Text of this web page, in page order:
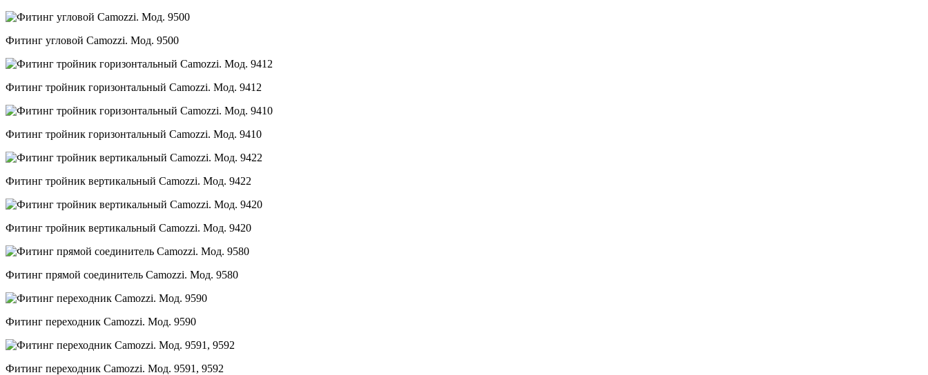
Фитинг угловой Camozzi. Мод. 9500
Фитинг тройник горизонтальный Camozzi. Мод. 9412
Фитинг тройник горизонтальный Camozzi. Мод. 9410
Фитинг тройник вертикальный Camozzi. Мод. 9422
Фитинг тройник вертикальный Camozzi. Мод. 9420
Фитинг прямой соединитель Camozzi. Мод. 9580
Фитинг переходник Camozzi. Мод. 9590
Фитинг переходник Camozzi. Мод. 9591, 9592